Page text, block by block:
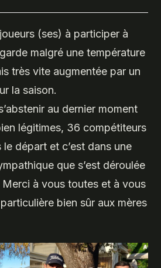
(ses) à participer à
malgré une température
très vite augmentée par un
la saison.
au dernier moment
légitimes, 36 compétiteurs
départ et c’est dans une
que s’est déroulée
à vous toutes et à vous
bien sûr aux mères